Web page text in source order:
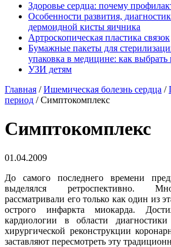
Здоровье сердца: почему
Особенности развития,
дермоидной кисты яичника
Артроскопическая пластика связок
Бумажные пакеты для
упаковка в медицине: как выбрать
УЗИ детям
Главная /Ишемическая болезнь сердца /
период /Симптокомплекс
Симптокомплекс
01.04.2009
До самого последнего времени
выделялся ретроспективно.
рассматривали его только как один из
острого инфаркта миокарда.
кардиологии в области
хирургической реконструкции
заставляют пересмотреть эту